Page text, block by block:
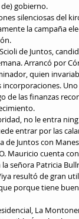
gobierno.
silenciosas del
la campaña
de Juntos,
Arrancó por
quien
de las finanzas
no le entra
entrar por las
de Juntos con
Mauricio cuenta
señora Patricia
resultó de gran
porque tiene
La